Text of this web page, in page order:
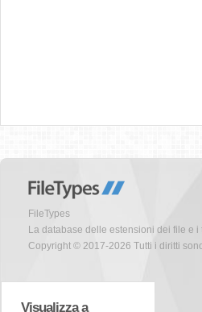
FileTypes
La database delle estensioni dei file e i
Copyright © 2017-2026 Tutti i diritti
Visualizza a